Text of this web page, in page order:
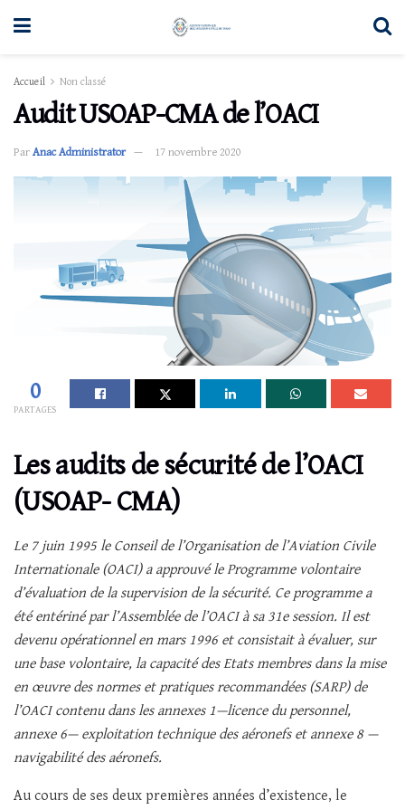
Accueil Non classé
Audit USOAP-CMA de l’OACI
Par Anac Administrator 17 novembre 2020
0
PARTAGES
Les audits de sécurité de l’OACI
(USOAP- CMA)
Le 7 juin 1995 le Conseil de l’Organisation de l’Aviation Civile
Internationale (OACI) a approuvé le Programme volontaire
d’évaluation de la supervision de la sécurité. Ce programme a
été entériné par l’Assemblée de l’OACI à sa 31e session. Il est
devenu opérationnel en mars 1996 et consistait à évaluer, sur
une base volontaire, la capacité des Etats membres dans la mise
en œuvre des normes et pratiques recommandées (SARP) de
l’OACI contenu dans les annexes 1—licence du personnel,
annexe 6— exploitation technique des aéronefs et annexe 8 —
navigabilité des aéronefs.
Au cours de ses deux premières années d’existence, le